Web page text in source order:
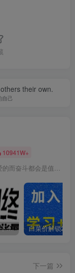
their own.
自己
10941W+
不管你面对的是什么，为你所爱的而奋斗都会是值得的
全网VIP课程 无损下载~
下一篇